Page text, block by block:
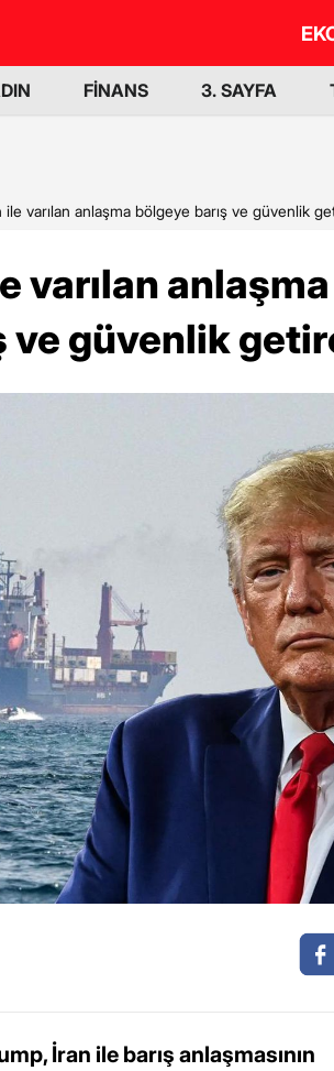
FİNANS 3. SAYFA
ile varılan anlaşma bölgeye barış ve güvenlik
varılan anlaşma
ve güvenlik
İran ile barış anlaşmasının